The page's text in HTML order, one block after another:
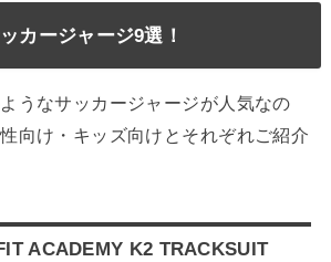
カージャージ9選！
うなサッカージャージが人気なの
向け・キッズ向けとそれぞれご紹介
ACADEMY K2 TRACKSUIT